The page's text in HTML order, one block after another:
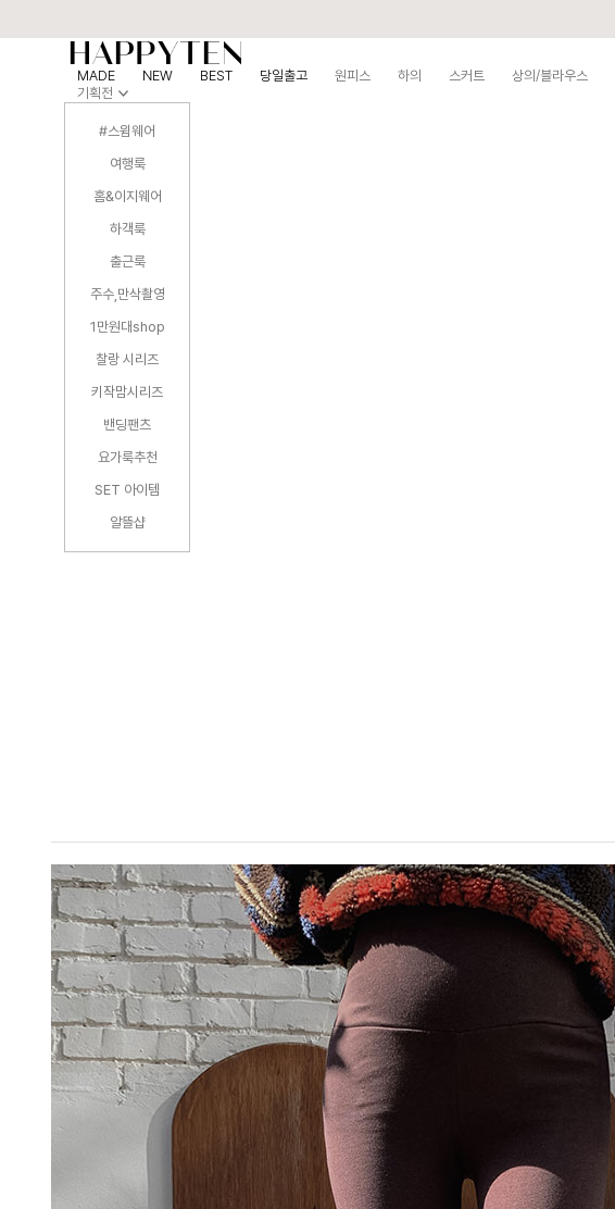
MADE NEW BEST 당일출고 원피스 하의 스커트 상의/블라우스
기획전
#스윔웨어
여행룩
홈&이지웨어
하객룩
출근룩
주수,만삭촬영
1만원대shop
찰랑 시리즈
키작맘시리즈
밴딩팬츠
요가룩추천
SET 아이템
알뜰샵